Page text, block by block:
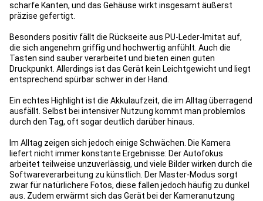
scharfe Kanten, und das Gehäuse wirkt insgesamt äußerst
präzise gefertigt.
Besonders positiv fällt die Rückseite aus PU-Leder-Imitat auf,
die sich angenehm griffig und hochwertig anfühlt. Auch die
Tasten sind sauber verarbeitet und bieten einen guten
Druckpunkt. Allerdings ist das Gerät kein Leichtgewicht und liegt
entsprechend spürbar schwer in der Hand.
Ein echtes Highlight ist die Akkulaufzeit, die im Alltag überragend
ausfällt. Selbst bei intensiver Nutzung kommt man problemlos
durch den Tag, oft sogar deutlich darüber hinaus.
Im Alltag zeigen sich jedoch einige Schwächen. Die Kamera
liefert nicht immer konstante Ergebnisse: Der Autofokus
arbeitet teilweise unzuverlässig, und viele Bilder wirken durch die
Softwareverarbeitung zu künstlich. Der Master-Modus sorgt
zwar für natürlichere Fotos, diese fallen jedoch häufig zu dunkel
aus. Zudem erwärmt sich das Gerät bei der Kameranutzung